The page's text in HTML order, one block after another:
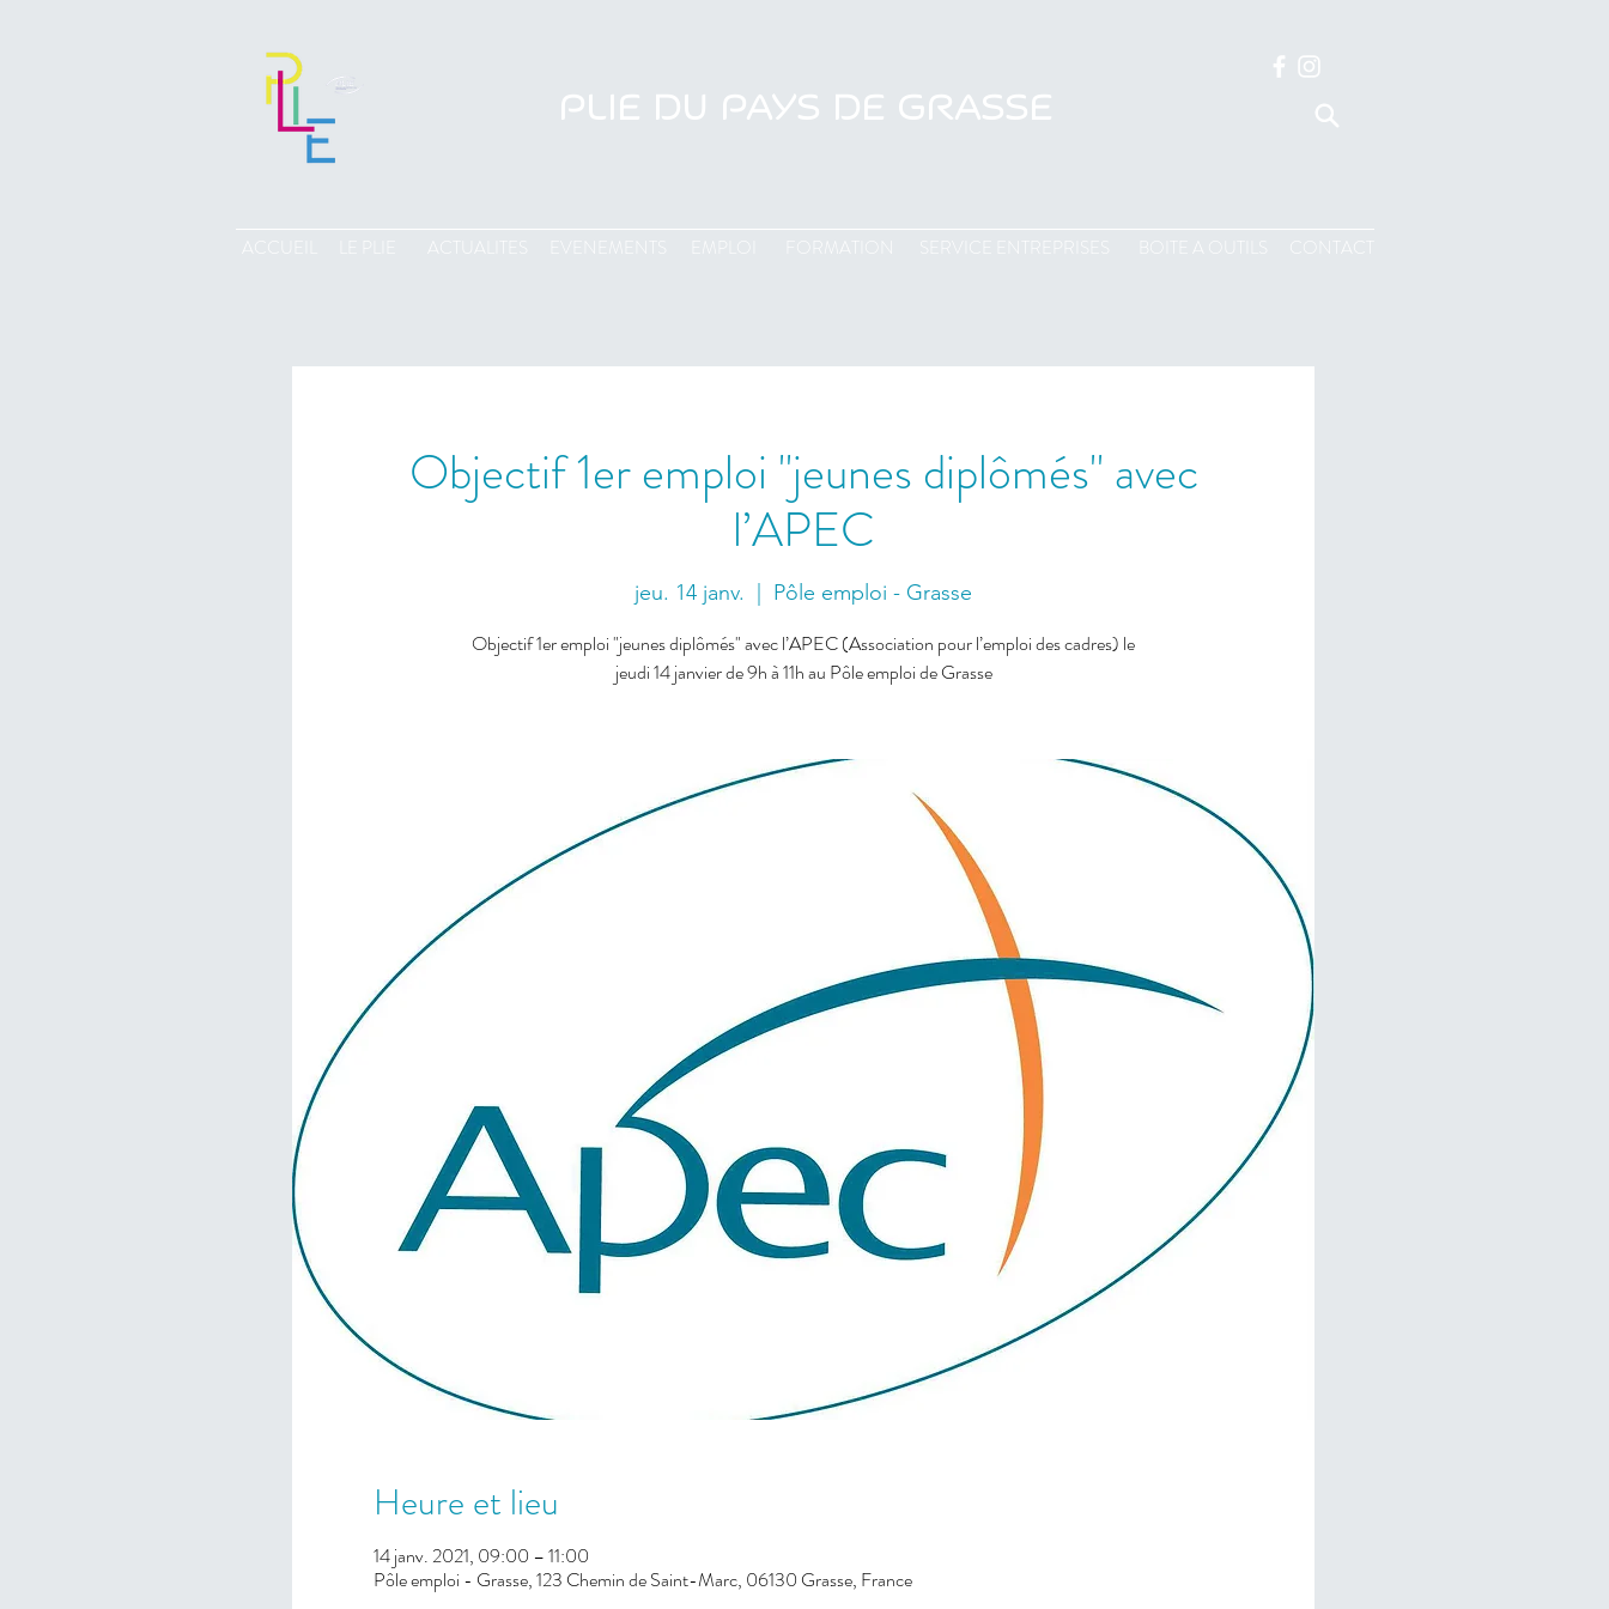
PLIE DU PAYS DE GRASSE
ACTUALITES EVENEMENTS FORMATION SERVICE ENTREPRISES BOITE A OUTILS CONTACT
Objectif 1er emploi "jeunes diplômés" avec
l’APEC
jeu. 14 janv. Pôle emploi - Grasse
Objectif 1er emploi "jeunes diplômés" avec l’APEC (Association pour l’emploi des cadres) le
jeudi 14 janvier de 9h à 11h au Pôle emploi de Grasse
Heure et lieu
14 janv. 2021, 09:00 – 11:00
Pôle emploi - Grasse, 123 Chemin de Saint-Marc, 06130 Grasse, France